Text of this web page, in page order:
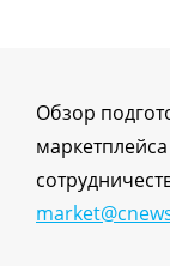
Обзор